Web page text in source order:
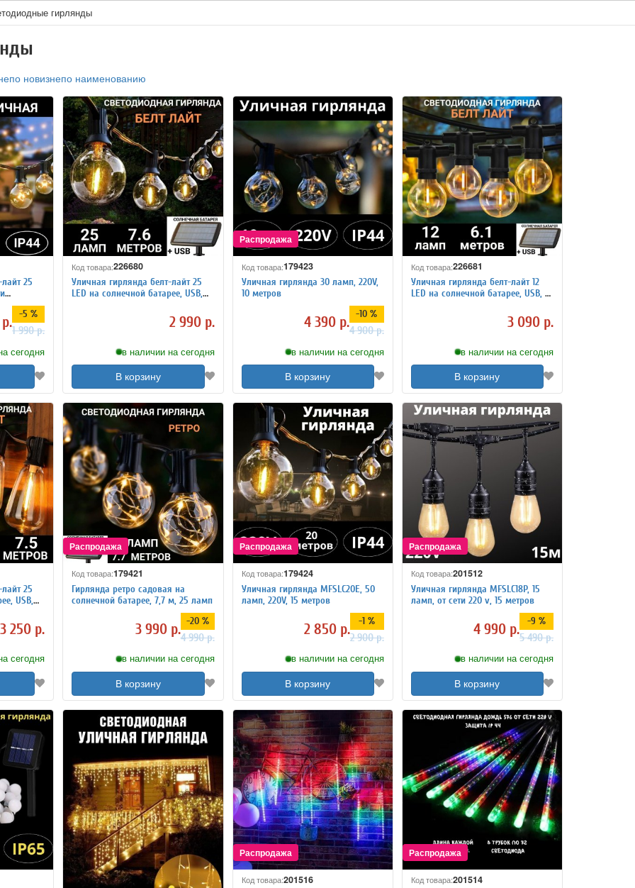
гирлянды
по новизнепо наименованию
25
-5 %
1 990 р.
сегодня
Код товара:226680
Уличная гирлянда белт-лайт 25
LED на солнечной батарее, USB,
2 990 р.
в наличии на сегодня
В корзину
Код товара:179423
Уличная гирлянда 30 ламп, 220V,
10 метров
4 390 р. -10 %
4 900 р.
в наличии на сегодня
В корзину
Код товара:226681
Уличная гирлянда белт-лайт 12
LED на солнечной батарее, USB, 6
3 090 р.
в наличии на сегодня
В корзину
25
USB,
3 250 р.
сегодня
Код товара:179421
Гирлянда ретро садовая на
солнечной батарее, 7,7 м, 25 ламп
3 990 р. -20 %
4 990 р.
в наличии на сегодня
В корзину
Код товара:179424
Уличная гирлянда MFSLC20E, 50
ламп, 220V, 15 метров
2 850 р. -1 %
2 900 р.
в наличии на сегодня
В корзину
Код товара:201512
Уличная гирлянда MFSLC18P, 15
ламп, от сети 220 v, 15 метров
4 990 р. -9 %
5 490 р.
в наличии на сегодня
В корзину
Код товара:201516 Код товара:201514